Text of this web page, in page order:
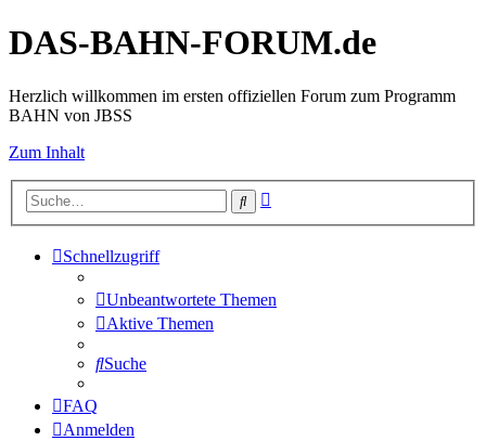
DAS-BAHN-FORUM.de
Herzlich willkommen im ersten offiziellen Forum zum Programm
BAHN von JBSS
Zum Inhalt
Suche
Schnellzugriff
Unbeantwortete Themen
Aktive Themen
Suche
FAQ
Anmelden